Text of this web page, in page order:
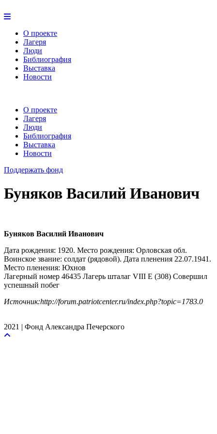
О проекте
Лагеря
Люди
Библиография
Выставка
Новости
О проекте
Лагеря
Люди
Библиография
Выставка
Новости
Поддержать фонд
Буняков Василий Иванович
Буняков Василий Иванович
Дата рождения: 1920. Место рождения: Орловская обл.
Воинское звание: солдат (рядовой). Дата пленения 22.07.1941.
Место пленения: Юхнов
Лагерный номер 46435 Лагерь шталаг VIII E (308) Совершил
успешный побег
Источник:http://forum.patriotcenter.ru/index.php?topic=1783.0
2021 | Фонд Александра Печерского